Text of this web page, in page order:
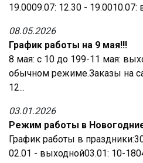
19.0009.07: 12.30 - 19.0010.07:
08.05.2026
График работы на 9 мая!!!
8 мая: с 10 до 199-11 мая:
обычном режиме.Заказы на
12...
03.01.2026
Режим работы в
График работы в
02.01 - выходной03.01: 10-